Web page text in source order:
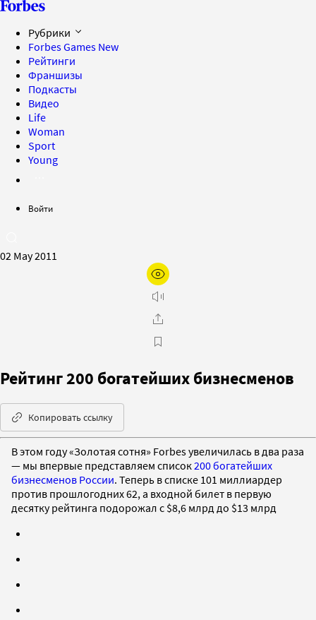
Рубрики
Forbes Games New
Рейтинги
Франшизы
Подкасты
Видео
Life
Woman
Sport
Young
Войти
02 May 2011
Рейтинг 200 богатейших бизнесменов
Копировать ссылку
В этом году «Золотая сотня» Forbes увеличилась в два раза
— мы впервые представляем список200 богатейших
бизнесменов России. Теперь в списке 101 миллиардер
против прошлогодних 62, а входной билет в первую
десятку рейтинга подорожал с $8,6 млрд до $13 млрд